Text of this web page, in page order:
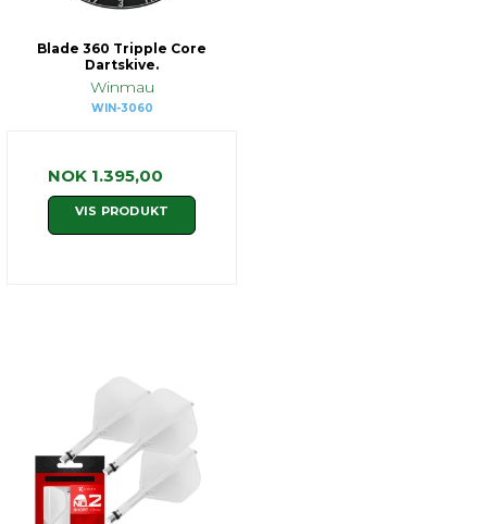
Blade 360 Tripple Core
Dartskive.
Winmau
WIN-3060
NOK 1.395,00
VIS PRODUKT